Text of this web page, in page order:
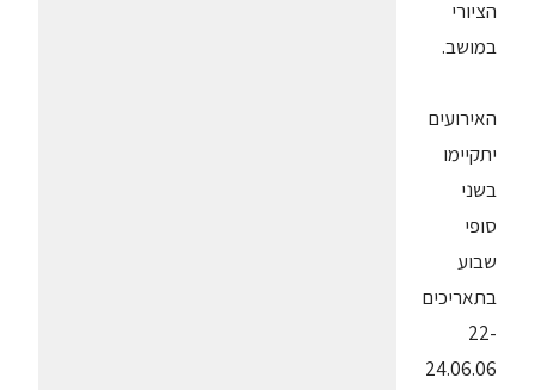
הציורי
במושב.
האירועים
יתקיימו
בשני
סופי
שבוע
בתאריכים
22-
24.06.06